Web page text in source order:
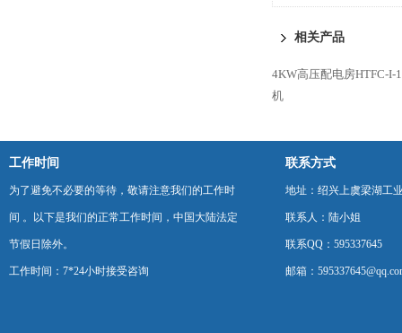
相关产品
4KW高压配电房HTFC-I-
机
工作时间
为了避免不必要的等待，敬请注意我们的工作时
间 。以下是我们的正常工作时间，中国大陆法定
节假日除外。
工作时间：7*24小时接受咨询
联系方式
地址：绍兴上虞梁湖工
联系人：陆小姐
联系QQ：595337645
邮箱：